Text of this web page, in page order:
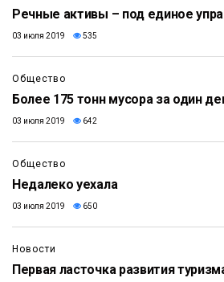
Речные активы – под единое
03 июля 2019 535
Общество
Более 175 тонн мусора за один
03 июля 2019 642
Общество
Недалеко уехала
03 июля 2019 650
Новости
Первая ласточка развития